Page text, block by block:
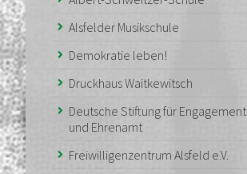
Alsfelder Musikschule
Demokratie leben!
Druckhaus Waitkewitsch
Deutsche Stiftung für Engagement
und Ehrenamt
Freiwilligenzentrum Alsfeld e.V.